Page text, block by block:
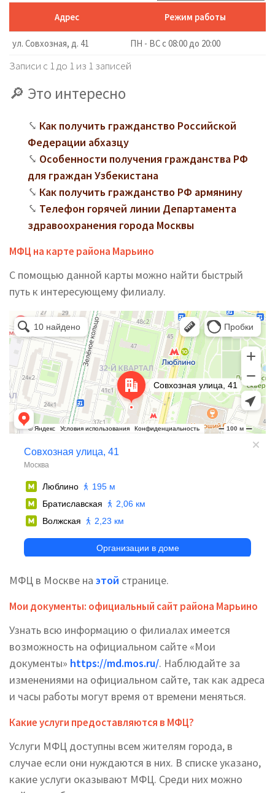
Адрес Режим работы
ул. Совхозная, д. 41 ПН - ВС с 08:00 до 20:00
Записи с 1 до 1 из 1 записей
Это интересно
Как получить гражданство Российской
Федерации абхазцу
Особенности получения гражданства РФ
для граждан Узбекистана
Как получить гражданство РФ армянину
Телефон горячей линии Департамента
здравоохранения города Москвы
МФЦ на карте района Марьино
С помощью данной карты можно найти быстрый
путь к интересующему филиалу.
МФЦ в Москве на этой странице.
Мои документы: официальный сайт района Марьино
Узнать всю информацию о филиалах имеется
возможность на официальном сайте «Мои
документы» https://md.mos.ru/. Наблюдайте за
изменениями на официальном сайте, так как адреса
и часы работы могут время от времени меняться.
Какие услуги предоставляются в МФЦ?
Услуги МФЦ доступны всем жителям города, в
случае если они нуждаются в них. В списке указано,
какие услуги оказывают МФЦ. Среди них можно